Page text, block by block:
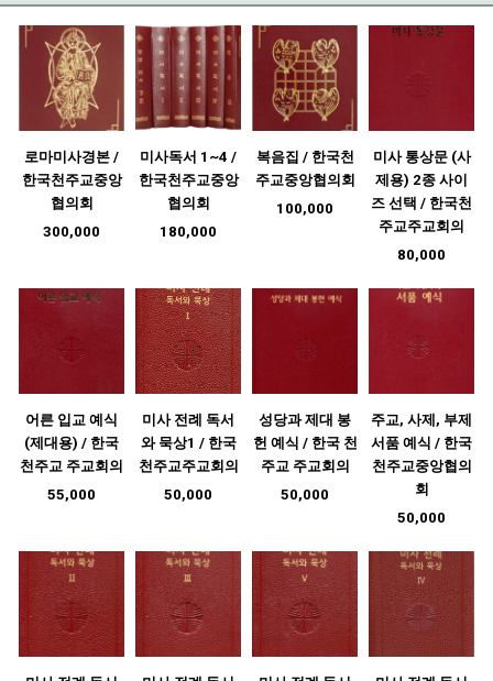
로마미사경본 /
한국천주교중앙
협의회
300,000
미사독서 1~4 /
한국천주교중앙
협의회
180,000
복음집 / 한국천
주교중앙협의회
100,000
미사 통상문 (사
제용) 2종 사이
즈 선택 / 한국천
주교주교회의
80,000
어른 입교 예식
(제대용) / 한국
천주교 주교회의
55,000
미사 전례 독서
와 묵상1 / 한국
천주교주교회의
50,000
성당과 제대 봉
헌 예식 / 한국 천
주교 주교회의
50,000
주교, 사제, 부제
서품 예식 / 한국
천주교중앙협의
회
50,000